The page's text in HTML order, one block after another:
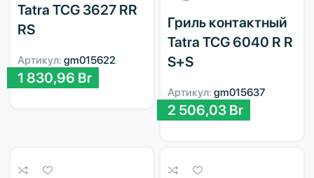
Tatra TCG 3627 RR
RS
Артикул: gm015622
1 830,96 Br
Гриль контактный
Tatra TCG 6040 R R
S+S
Артикул: gm015637
2 506,03 Br